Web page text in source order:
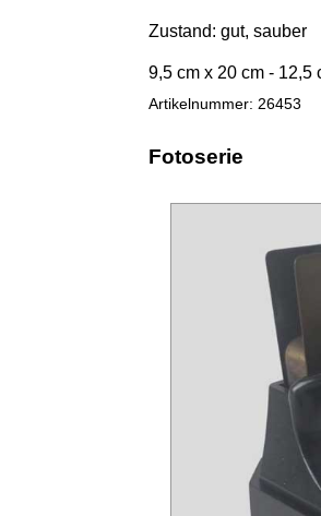
Zustand: gut, sauber
9,5 cm x 20 cm - 12,5
Artikelnummer: 26453
Fotoserie